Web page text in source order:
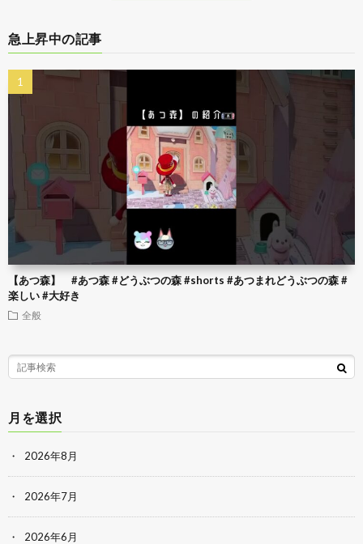
急上昇中の記事
【あつ森】 #あつ森 #どうぶつの森 #shorts #あつまれどうぶつの森 #
楽しい #大好き
全般
月を選択
2026年8月
2026年7月
2026年6月